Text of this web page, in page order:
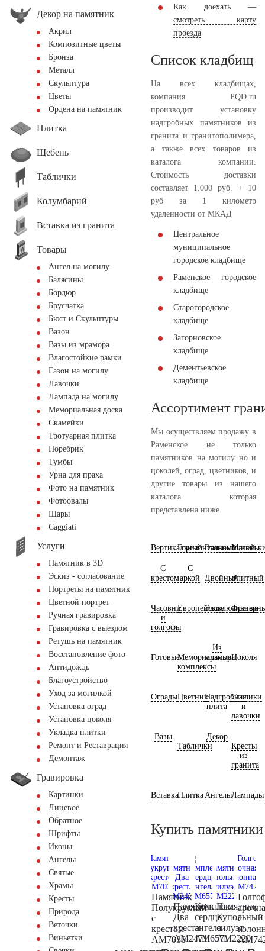
Декор на памятник
Акрил
Композитные цветы
Бронза
Металл
Скульптура
Цветы
Ордена на памятник
Плитка
Щебень
Таблички
Колумбарий
Вставка из гранита
Товары
Ангел на могилу
Балясины
Бордюр
Брусчатка
Бюст и Скульптуры
Вазон
Вазы из мрамора
Влагостойкие рамки
Газон на могилу
Лавочки
Лампада на могилу
Мемориальная доска
Скамейки
Тротуарная плитка
Поребрик
Тумбы
Урна для праха
Фото на памятник
Фотоовалы
Шары
Сaggiati
Услуги
Памятник в 3D
Эскиз - согласование
Портреты на памятник
Цветной портрет
Ручная гравировка
Гравировка с выездом
Ретушь на памятник
Восстановление фото
Антидождь
Благоустройство
Уход за могилкой
Установка оград
Установка цоколя
Укладка плитки
Ремонт и Реставрация
Демонтаж
Гравировка
Картинки
Лицевое
Обратное
Шрифты
Иконы
Ангелы
Святые
Храмы
Кресты
Природа
Веточки
Виньетки
Как доехать —
смотреть карту
проезда
Список кладбищ
На всех кладбищах,
компания PQD.ru
производит установку
надгробных памятников из
гранита и гранитополимера,
а также всех товаров из
каталога компании.
Стоимость доставки
составляет 1.000 руб. + 10
руб за 1 километр
удаленности от МКАД
Центральное
муниципальное
городское кладбище
Раменское городское
кладбище
Старогородское
кладбище
Загорновское
кладбище
Дементьевское
кладбище
Ассортимент
Мы осуществляем продажу в
Раменское не только
памятников на могилу но и
цоколей, оград, цветников, и
другие товары из нашего
каталога которая
представлена ниже.
ВертикальныйГоризонтальный
Экономичный
С
крестом
С
аркой
ДвойныйЭлитный
Часовни
и
голгофы
ЕвропейскиеЭксклюзивные
ГотовыеМемориальные
комплексы
Из
мрамораЦоколя
ОградыЦветникНадгробная
плита
Столики
и
лавочки
Вазы
Таблички
Декор
Кресты
из
гранита
ВставкаПлитка АнгелыЛампады
Купить
Памятник
Полукруглый
с
крестом
AM7036
Памятник
Два
креста
AM2471
Комплекс
сердце
ангела
AM6571
Памятник
Купольный
силуэт
AM2220
с